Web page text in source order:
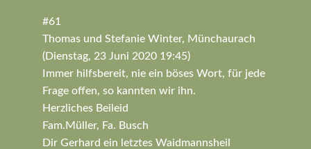
#61
Thomas und Stefanie Winter, Münchaurach
(Dienstag, 23 Juni 2020 19:45)
Immer hilfsbereit, nie ein böses Wort, für jede
Frage offen, so kannten wir ihn.
Herzliches Beileid
Fam.Müller, Fa. Busch
Dir Gerhard ein letztes Waidmannsheil